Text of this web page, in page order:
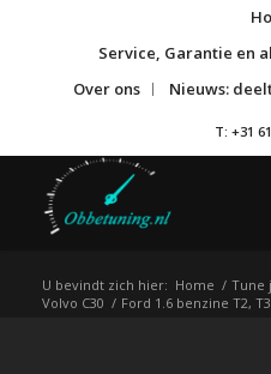
Service, Garantie en
Over ons
Nieuws:
T: +31
U bevindt zich hier: Home / Tune
Volvo C30 / Ford 1.6 benzine T2,